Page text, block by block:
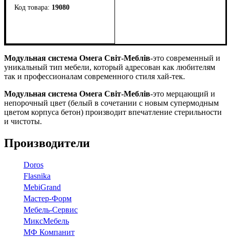
19080
Высота: 1090 мм
Модульная система Омега Світ-Меблів-это современный и
уникальный тип мебели, который адресован как любителям
так и профессионалам современного стиля хай-тек.
Модульная система Омега Світ-Меблів-это мерцающий и
непорочный цвет (белый в сочетании с новым супермодным
цветом корпуса бетон) производит впечатление стерильности
и чистоты.
Производители
Doros
Flasnika
МebiGrand
Мастер-Форм
Мебель-Сервис
МиксМебель
МФ Компанит